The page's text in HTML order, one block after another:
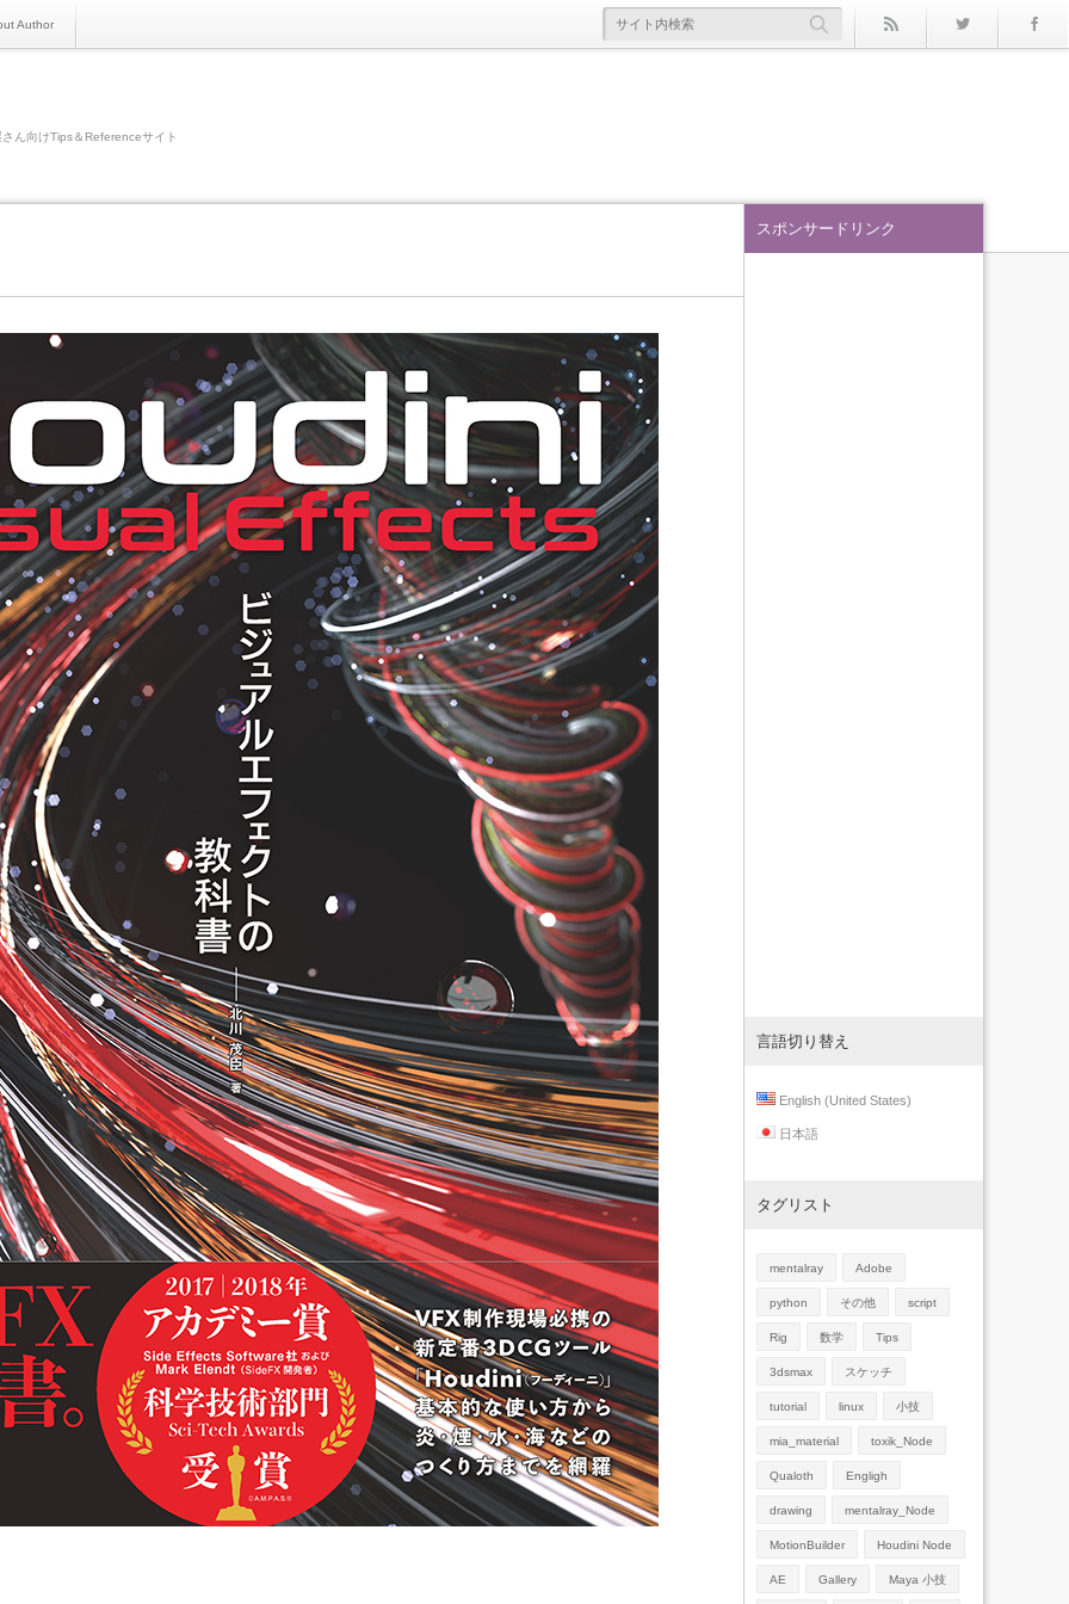
Author
ん向けTips＆Referenceサイト
スポンサードリンク
言語切り替え
English (United States)
日本語
タグリスト
mentalray Adobe
python その他 script
Rig 数学 Tips
3dsmax スケッチ
tutorial linux 小技
mia_material toxik_Node
Qualoth Engligh
drawing mentalray_Node
MotionBuilder Houdini Node
AE Gallery Maya 小技